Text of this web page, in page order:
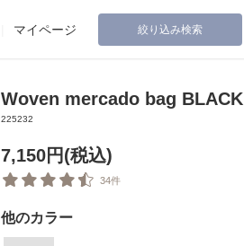
マイページ 絞り込み検索
Woven mercado bag BLACK
225232
7,150円(税込)
34件
他のカラー